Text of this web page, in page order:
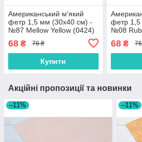
Американський м'який
фетр 1,5 мм (30х40 см) -
№87 Mellow Yellow (0424)
68 ₴ 76 ₴
Купити
фетр
№08
68₴
Акційні пропозиції та новинки
–11% –11%